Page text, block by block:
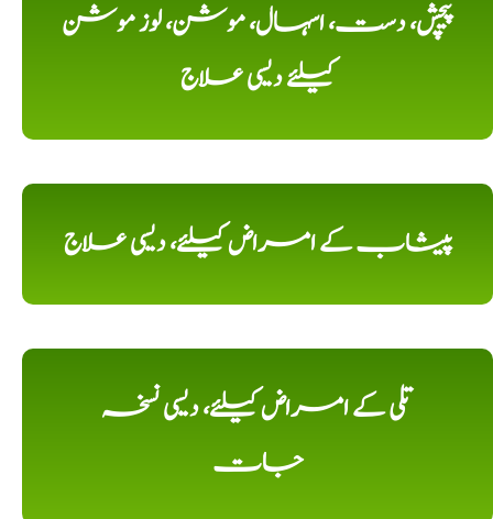
پیچش، دست، اسہال، موشن، لوز موشن
کیلئے دیسی علاج
پیشاب کے امراض کیلئے، دیسی علاج
تلی کے امراض کیلئے، دیسی نسخہ
جات